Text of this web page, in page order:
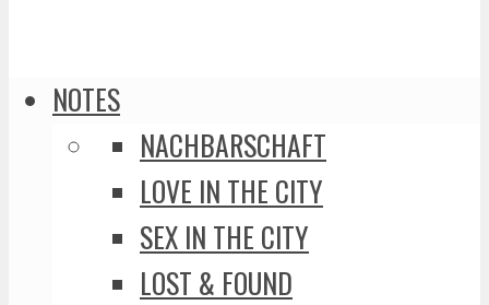
NOTES
NACHBARSCHAFT
LOVE IN THE CITY
SEX IN THE CITY
LOST & FOUND